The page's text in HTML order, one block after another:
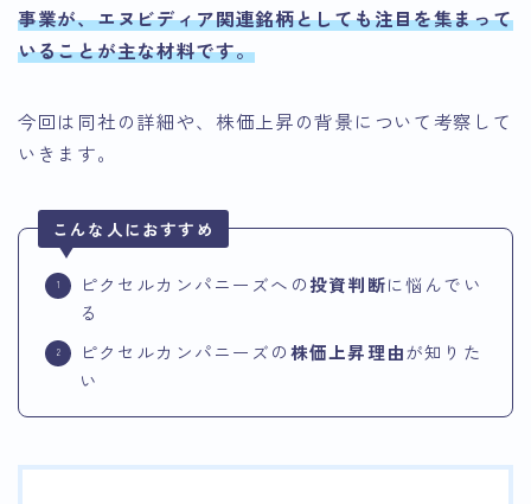
事業が、エヌビディア関連銘柄としても注目を集まって
いることが主な材料です。
今回は同社の詳細や、株価上昇の背景について考察して
いきます。
こんな人におすすめ
ピクセルカンパニーズへの投資判断に悩んでい
る
ピクセルカンパニーズの株価上昇理由が知りた
い